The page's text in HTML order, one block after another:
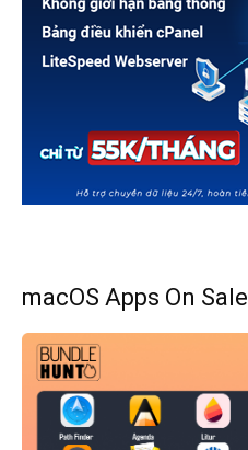
macOS Apps On Sale